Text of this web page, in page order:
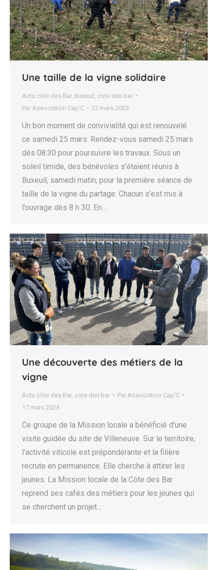
Une taille de la vigne solidaire
Actu côte des Bar, Buxeuil cote des bar
Par Association Cap'C 22 mars 2023
Un bon moment de convivialité qui est renouvelé
ce samedi 25 mars. Rendez-vous samedi 25 mars
dès 08:30 pour poursuivre les travaux. Sous un
soleil timide, des bénévoles s’étaient réunis à
Buxeuil, samedi matin, pour la première séance de
taille de la vigne du partage. Chacun s’est mis à
l’ouvrage dès 8 h 30. En…
Une découverte des métiers de la
vigne
Actu côte des Bar, cote des bar Par Association Cap'C
17 mars 2023
Ce groupe de la Mission locale a bénéficié d’une
visite guidée du site de Villeneuve. Sur le territoire,
l’activité viticole est prépondérante et la filière
recrute en permanence. Elle cherche à attirer les
jeunes. La Mission locale de la Côte des Bar
reprend ses cafés des métiers pour les jeunes qui
se cherchent un projet…